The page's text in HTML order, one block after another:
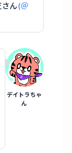
ん(＠
デイトラちゃ
ん